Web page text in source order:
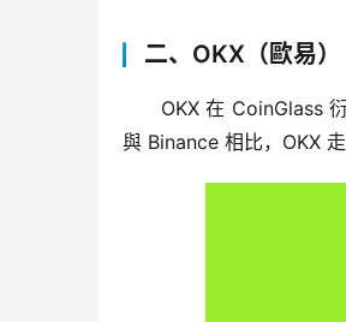
二、OKX（歐易）
OKX 在 CoinGlass
與 Binance 相比，OKX